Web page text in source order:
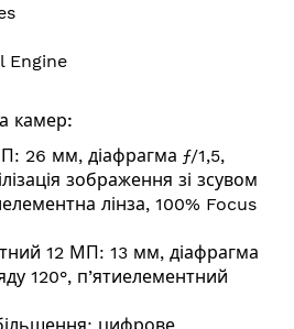
Engine
камер:
26 мм, діафрагма ƒ/1,5,
зображення зі зсувом
лінза, 100% Focus
12 МП: 13 мм, діафрагма
120°, п’ятиелементний
цифрове